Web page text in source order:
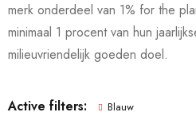
merk onderdeel van 1% for the
minimaal 1 procent van hun
milieuvriendelijk goeden doel.
Active filters: Blauw